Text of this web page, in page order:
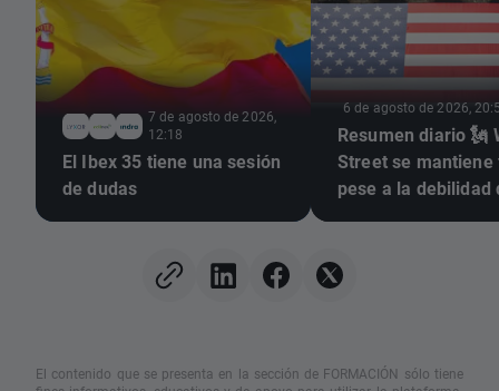
7 de agosto de 2026,
12:18
El Ibex 35 tiene una sesión
de dudas
6 de agosto de 2026,
Resumen diario 🗽
Street se
pese a la debilidad
El contenido que se presenta en la sección de FORMACIÓN sólo tiene